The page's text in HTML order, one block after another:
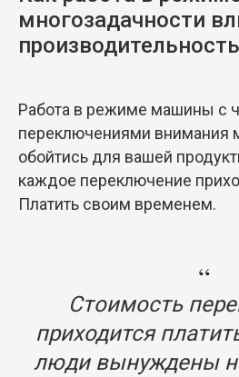
многозадачности
производительность
Работа в режиме машины с
переключениями внимания
обойтись для вашей
каждое переключение
Платить своим временем.
“
Стоимость
приходится
люди вынуждены